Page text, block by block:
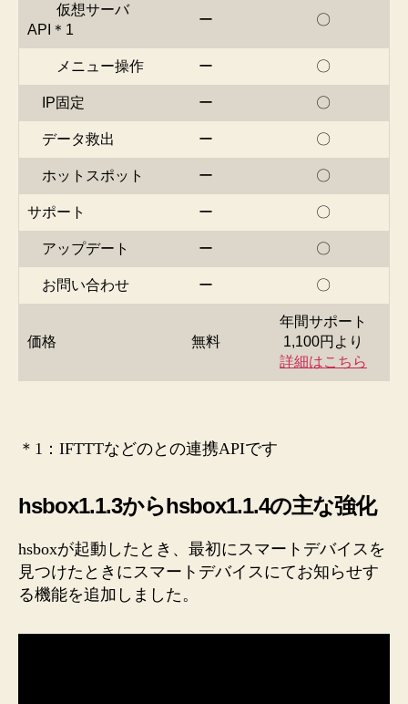
仮想サーバ
API＊1
ー 〇
メニュー操作 ー 〇
IP固定 ー 〇
データ救出 ー 〇
ホットスポット ー 〇
サポート ー 〇
アップデート ー 〇
お問い合わせ ー 〇
価格 無料
年間サポート
1,100円より
詳細はこちら
＊1：IFTTTなどのとの連携APIです
hsbox1.1.3からhsbox1.1.4の主な強化
hsboxが起動したとき、最初にスマートデバイスを
見つけたときにスマートデバイスにてお知らせす
る機能を追加しました。